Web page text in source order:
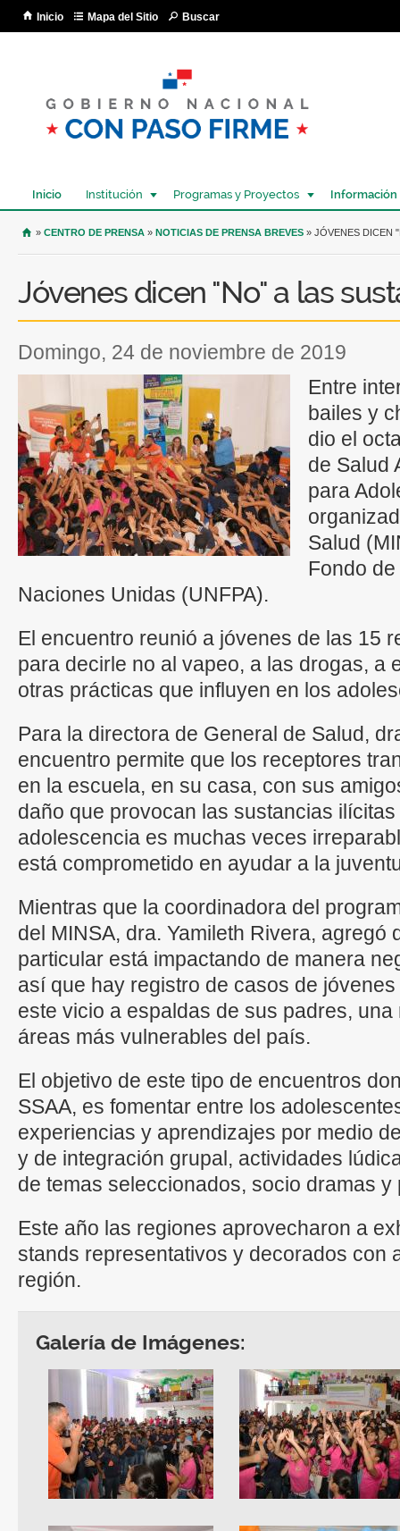
Inicio Mapa del Sitio Buscar
Inicio Institución Programas y Proyectos Información
USTED SE ENCUENTRA AQUÍ
» CENTRO DE PRENSA » NOTICIAS DE PRENSA BREVES » JÓVENES DICEN
Jóvenes dicen "No" a las
domingo, 24 de noviembre de 2019
Entre
bailes y
dio el
de Salud
para
Salud
Fondo
Naciones Unidas (UNFPA).
El encuentro reunió a jóvenes de las 15
para decirle no al vapeo, a las drogas, a
otras prácticas que influyen en los
Para la directora de General de Salud,
encuentro permite que los receptores
en la escuela, en su casa, con sus
daño que provocan las sustancias
adolescencia es muchas veces
está comprometido en ayudar a la
Mientras que la coordinadora del
del MINSA, dra. Yamileth Rivera, agregó
particular está impactando de manera
así que hay registro de casos de
este vicio a espaldas de sus padres,
áreas más vulnerables del país.
El objetivo de este tipo de encuentros
SSAA, es fomentar entre los
experiencias y aprendizajes por medio
y de integración grupal, actividades
de temas seleccionados, socio dramas
Este año las regiones aprovecharon a
stands representativos y decorados con
región.
Galería de Imágenes: